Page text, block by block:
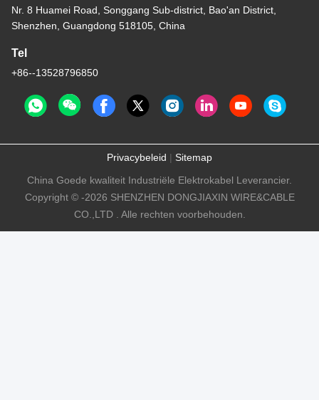
Nr. 8 Huamei Road, Songgang Sub-district, Bao'an District,
Shenzhen, Guangdong 518105, China
Tel
+86--13528796850
Privacybeleid | Sitemap
China Goede kwaliteit Industriële Elektrokabel Leverancier.
Copyright © -2026 SHENZHEN DONGJIAXIN WIRE&CABLE
CO.,LTD . Alle rechten voorbehouden.